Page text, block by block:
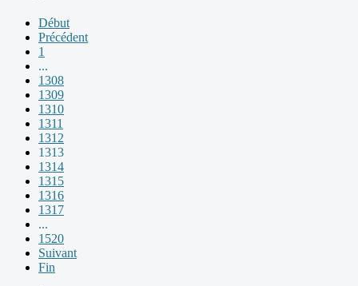
Début
Précédent
1
...
1308
1309
1310
1311
1312
1313
1314
1315
1316
1317
...
1520
Suivant
Fin